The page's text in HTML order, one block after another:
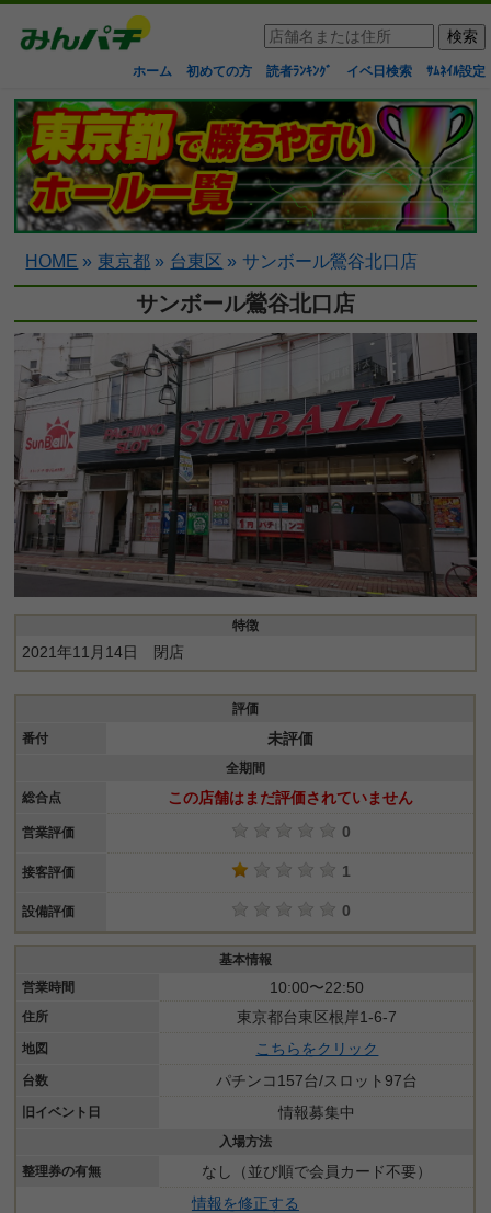
ホーム 初めての方 読者ﾗﾝｷﾝｸﾞ イベ日検索 ｻﾑﾈｲﾙ設定
HOME » 東京都 » 台東区 » サンボール鶯谷北口店
サンボール鶯谷北口店
特徴
2021年11月14日 閉店
評価
番付
未評価
全期間
総合点
この店舗はまだ評価されていません
営業評価 0
接客評価 1
設備評価 0
基本情報
営業時間
10:00〜22:50
住所 東京都台東区根岸1-6-7
地図 こちらをクリック
台数 パチンコ157台/スロット97台
旧イベント日 情報募集中
入場方法
整理券の有無
なし（並び順で会員カード不要）
情報を修正する